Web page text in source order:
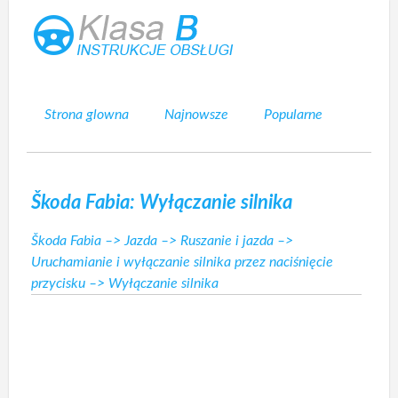
Strona glowna Najnowsze Popularne
Škoda Fabia: Wyłączanie silnika
Škoda Fabia –>Jazda –> Ruszanie i jazda –>
Uruchamianie i wyłączanie silnika przez naciśnięcie
przycisku –> Wyłączanie silnika